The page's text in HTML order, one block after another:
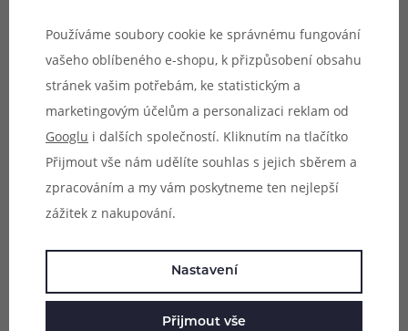
Používáme soubory cookie ke správnému fungování
vašeho oblíbeného e-shopu, k přizpůsobení obsahu
stránek vašim potřebám, ke statistickým a
marketingovým účelům a personalizaci reklam od
Googlu i dalších společností. Kliknutím na tlačítko
Přijmout vše nám udělíte souhlas s jejich sběrem a
zpracováním a my vám poskytneme ten nejlepší
zážitek z nakupování.
Nastavení
Přijmout vše